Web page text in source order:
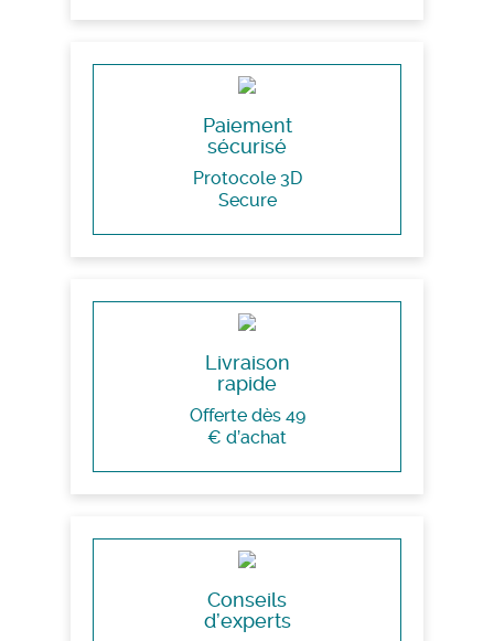
Paiement
sécurisé
Protocole 3D
Secure
Livraison
rapide
Offerte dès 49
€ d’achat
Conseils
d’experts